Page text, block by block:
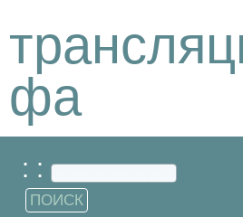
фа
: :